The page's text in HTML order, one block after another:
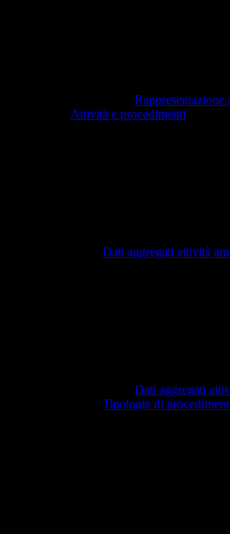
Rappresentazione
Attività e procedimenti
Dati aggregati attività
Dati aggregati
Tipologie di